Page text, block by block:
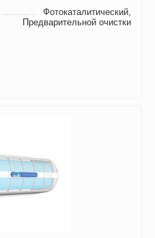
Фотокаталитический,
Предварительной очистки